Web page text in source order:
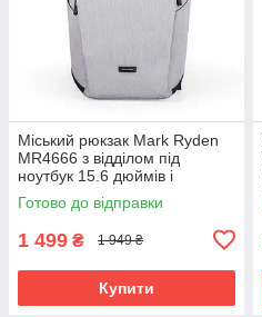
Міський рюкзак Mark Ryden
MR4666 з відділом під
ноутбук 15.6 дюймів і
планшет (Сірий)
Готово до відправки
1 499 ₴ 1 949 ₴
Купити